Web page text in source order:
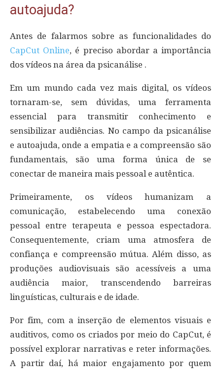
autoajuda?
Antes de falarmos sobre as funcionalidades do
CapCut Online, é preciso abordar a importância
dos vídeos na área da psicanálise .
Em um mundo cada vez mais digital, os vídeos
tornaram-se, sem dúvidas, uma ferramenta
essencial para transmitir conhecimento e
sensibilizar audiências. No campo da psicanálise
e autoajuda, onde a empatia e a compreensão são
fundamentais, são uma forma única de se
conectar de maneira mais pessoal e autêntica.
Primeiramente, os vídeos humanizam a
comunicação, estabelecendo uma conexão
pessoal entre terapeuta e pessoa espectadora.
Consequentemente, criam uma atmosfera de
confiança e compreensão mútua. Além disso, as
produções audiovisuais são acessíveis a uma
audiência maior, transcendendo barreiras
linguísticas, culturais e de idade.
Por fim, com a inserção de elementos visuais e
auditivos, como os criados por meio do CapCut, é
possível explorar narrativas e reter informações.
A partir daí, há maior engajamento por quem